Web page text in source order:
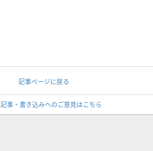
記事ページに戻る
記事・書き込みへのご意見はこちら